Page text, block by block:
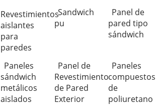
Revestimientos
aislantes
para
paredes
Sandwich
pu
Panel de
pared tipo
sándwich
Paneles
sándwich
metálicos
aislados
Panel de
Revestimiento
de Pared
Exterior
Paneles
compuestos
de
poliuretano